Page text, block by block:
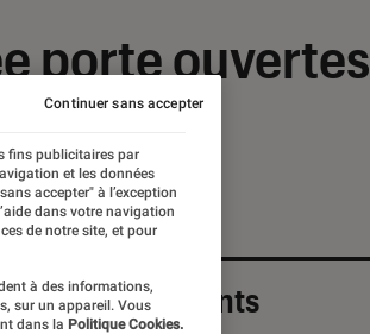
porte ouvertes
Les plus récents
fins publicitaires par
et les données
accepter" à l’exception
dans votre navigation
de notre site, et pour
à des informations,
sur un appareil. Vous
dans la Politique Cookies.
Continuer sans accepter